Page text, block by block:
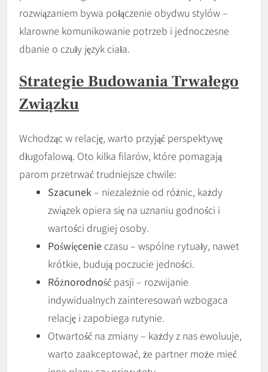
rozwiązaniem bywa połączenie obydwu stylów –
klarowne komunikowanie potrzeb i jednoczesne
dbanie o czuły język ciała.
Strategie Budowania Trwałego
Związku
Wchodząc w relację, warto przyjąć perspektywę
długofalową. Oto kilka filarów, które pomagają
parom przetrwać trudniejsze chwile:
Szacunek – niezależnie od różnic, każdy
związek opiera się na uznaniu godności i
wartości drugiej osoby.
Poświęcenie czasu – wspólne rytuały, nawet
krótkie, budują poczucie jedności.
Różnorodność pasji – rozwijanie
indywidualnych zainteresowań wzbogaca
relację i zapobiega rutynie.
Otwartość na zmiany – każdy z nas ewoluuje,
warto zaakceptować, że partner może mieć